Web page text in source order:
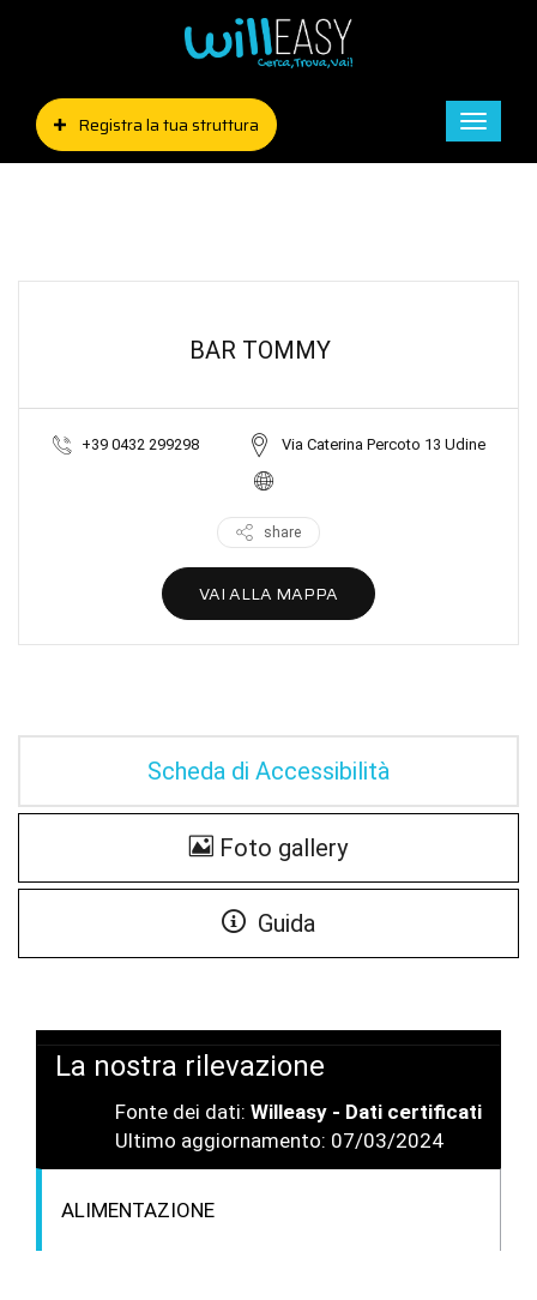
Registra la tua struttura
Toggle
BAR TOMMY
+39 0432 299298 Via Caterina Percoto 13 Udine
share
VAI ALLA MAPPA
Scheda di Accessibilità
Foto gallery
Guida
La nostra rilevazione
Fonte dei dati: Willeasy - Dati certificati
Ultimo aggiornamento: 07/03/2024
ALIMENTAZIONE